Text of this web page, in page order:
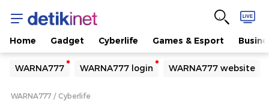
Home Gadget Cyberlife Games & Esport
WARNA777 WARNA777 login WARNA777 website
Yang sedang ramai dicari
Loading...
WARNA777 Cyberlife